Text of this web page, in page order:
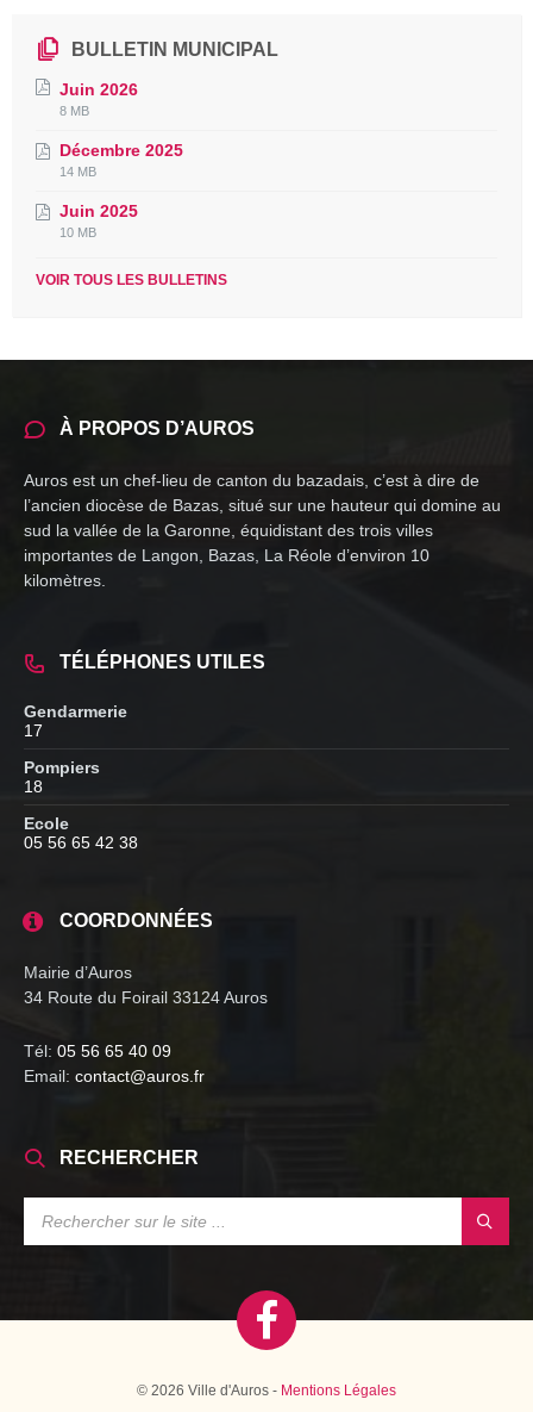
BULLETIN MUNICIPAL
Juin 2026
File
pdf
File
8 MB
Décembre 2025
File
pdf
File
14 MB
Juin 2025
File
pdf
File
10 MB
VOIR TOUS LES BULLETINS
À PROPOS D’AUROS
Auros est un chef-lieu de canton du bazadais, c’est à dire de
l’ancien diocèse de Bazas, situé sur une hauteur qui domine au
sud la vallée de la Garonne, équidistant des trois villes
importantes de Langon, Bazas, La Réole d’environ 10
kilomètres.
TÉLÉPHONES UTILES
Gendarmerie
17
Pompiers
18
Ecole
05 56 65 42 38
COORDONNÉES
Mairie d’Auros
34 Route du Foirail 33124 Auros
Tél: 05 56 65 40 09
Email: contact@auros.fr
RECHERCHER
© 2026 Ville d'Auros - Mentions Légales